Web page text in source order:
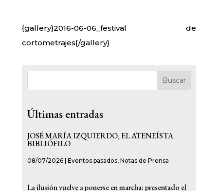
{gallery}2016-06-06_festival de
cortometrajes{/gallery}
Buscar
Últimas entradas
JOSÉ MARÍA IZQUIERDO, EL ATENEÍSTA
BIBLIÓFILO
08/07/2026| Eventos pasados, Notas de Prensa
La ilusión vuelve a ponerse en marcha: presentado el